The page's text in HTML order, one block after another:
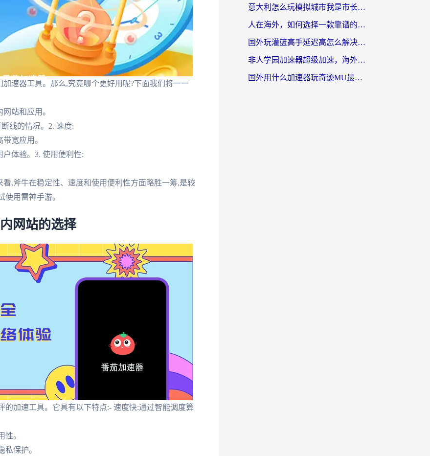
速器工具。那么,究竟哪个更好用呢?下面我们将一一
站和应用。
线的情况。2. 速度:
宽应用。
体验。3. 使用便利性:
,斧牛在稳定性、速度和使用便利性方面略胜一筹,是较
用雷神手游。
网站的选择
的加速工具。它具有以下特点:- 速度快:通过智能调度算
性。
私保护。
意大利怎么玩模拟城市我是市长？海外党国服游戏加速终极攻略（附三国3量子特攻解决办法）
人在海外，如何选择一款靠谱的玩剑灵2加速器？
国外玩灌篮高手延迟高怎么解决？海外玩家国服游戏加速终极指南
非人学园加速器超级加速，海外玩家重返国服的通行证
国外用什么加速器玩奇迹MU最好？2026海外玩家国服游戏加速全攻略